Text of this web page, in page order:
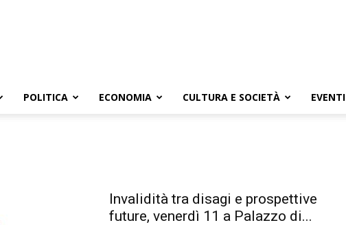
POLITICA ECONOMIA CULTURA E SOCIETÀ EVENTI
Invalidità tra disagi e prospettive
future, venerdì 11 a Palazzo di...